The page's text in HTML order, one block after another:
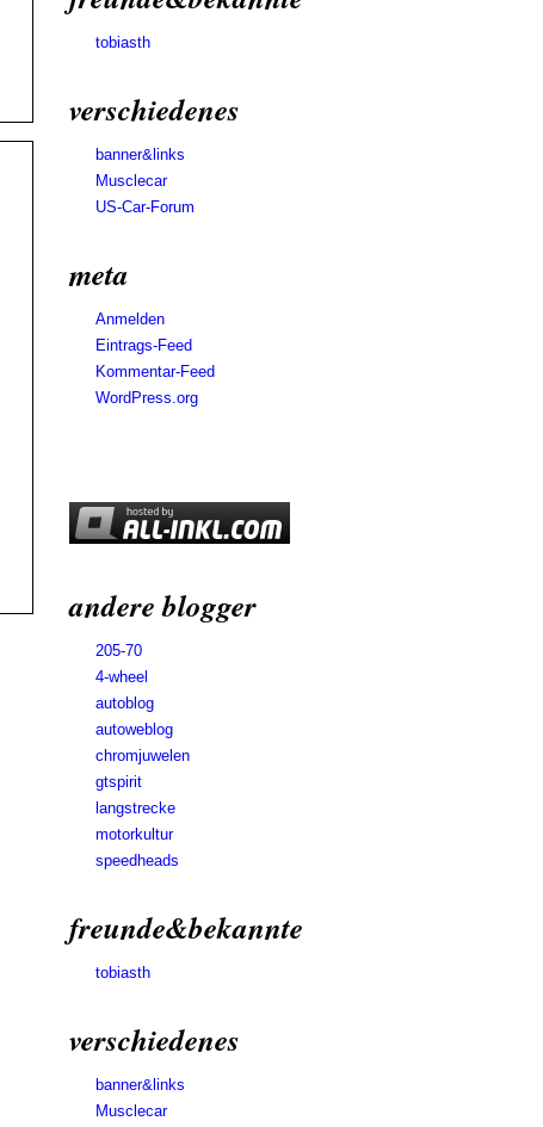
tobiasth
verschiedenes
banner&links
Musclecar
US-Car-Forum
meta
Anmelden
Eintrags-Feed
Kommentar-Feed
WordPress.org
andere blogger
205-70
4-wheel
autoblog
autoweblog
chromjuwelen
gtspirit
langstrecke
motorkultur
speedheads
freunde&bekannte
tobiasth
verschiedenes
banner&links
Musclecar